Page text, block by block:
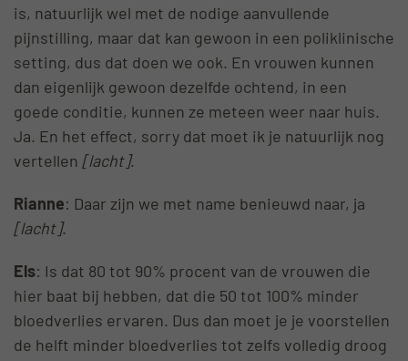
is, natuurlijk wel met de nodige aanvullende
pijnstilling, maar dat kan gewoon in een poliklinische
setting, dus dat doen we ook. En vrouwen kunnen
dan eigenlijk gewoon dezelfde ochtend, in een
goede conditie, kunnen ze meteen weer naar huis.
Ja. En het effect, sorry dat moet ik je natuurlijk nog
vertellen [lacht].
Rianne: Daar zijn we met name benieuwd naar, ja
[lacht].
Els: Is dat 80 tot 90% procent van de vrouwen die
hier baat bij hebben, dat die 50 tot 100% minder
bloedverlies ervaren. Dus dan moet je je voorstellen
de helft minder bloedverlies tot zelfs volledig droog